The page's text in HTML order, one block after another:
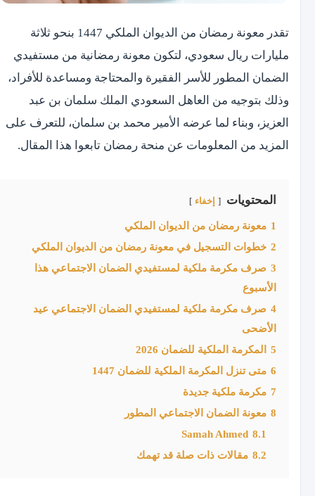
تقدر معونة رمضان من الديوان الملكي 1447 بنحو ثلاثة
مليارات ريال سعودي، لتكون معونة رمضانية من مستفيدي
الضمان المطور للأسر الفقيرة والمحتاجة ومساعدة للأفراد،
وذلك بتوجيه من العاهل السعودي الملك سلمان بن عبد
العزيز، وبناء لما عرضه الأمير محمد بن سلمان، للتعرف على
المزيد من المعلومات عن منحة رمضان تابعوا هذا المقال.
المحتويات إخفاء
1 معونة رمضان من الديوان الملكي
2 خطوات التسجيل في معونة رمضان من الديوان الملكي
3 صرف مكرمة ملكية لمستفيدي الضمان الاجتماعي هذا
الأسبوع
4 صرف مكرمة ملكية لمستفيدي الضمان الاجتماعي عيد
الأضحى
5
المكرمة الملكية للضمان 2026
6 متى تنزل المكرمة الملكية للضمان 1447
7 مكرمة ملكية جديدة
8 معونة الضمان الاجتماعي المطور
8.1
Samah Ahmed
8.2 مقالات ذات صلة قد تهمك